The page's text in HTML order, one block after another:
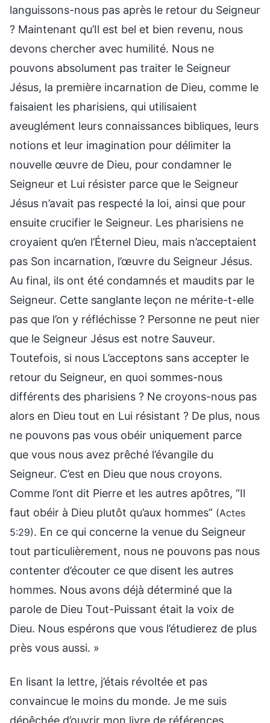
languissons-nous pas après le retour du Seigneur
? Maintenant qu’Il est bel et bien revenu, nous
devons chercher avec humilité. Nous ne
pouvons absolument pas traiter le Seigneur
Jésus, la première incarnation de Dieu, comme le
faisaient les pharisiens, qui utilisaient
aveuglément leurs connaissances bibliques, leurs
notions et leur imagination pour délimiter la
nouvelle œuvre de Dieu, pour condamner le
Seigneur et Lui résister parce que le Seigneur
Jésus n’avait pas respecté la loi, ainsi que pour
ensuite crucifier le Seigneur. Les pharisiens ne
croyaient qu’en l’Éternel Dieu, mais n’acceptaient
pas Son incarnation, l’œuvre du Seigneur Jésus.
Au final, ils ont été condamnés et maudits par le
Seigneur. Cette sanglante leçon ne mérite-t-elle
pas que l’on y réfléchisse ? Personne ne peut nier
que le Seigneur Jésus est notre Sauveur.
Toutefois, si nous L’acceptons sans accepter le
retour du Seigneur, en quoi sommes-nous
différents des pharisiens ? Ne croyons-nous pas
alors en Dieu tout en Lui résistant ? De plus, nous
ne pouvons pas vous obéir uniquement parce
que vous nous avez prêché l’évangile du
Seigneur. C’est en Dieu que nous croyons.
Comme l’ont dit Pierre et les autres apôtres, “Il
faut obéir à Dieu plutôt qu’aux hommes” (Actes
5:29). En ce qui concerne la venue du Seigneur
tout particulièrement, nous ne pouvons pas nous
contenter d’écouter ce que disent les autres
hommes. Nous avons déjà déterminé que la
parole de Dieu Tout-Puissant était la voix de
Dieu. Nous espérons que vous l’étudierez de plus
près vous aussi. »
En lisant la lettre, j’étais révoltée et pas
convaincue le moins du monde. Je me suis
dépêchée d’ouvrir mon livre de références